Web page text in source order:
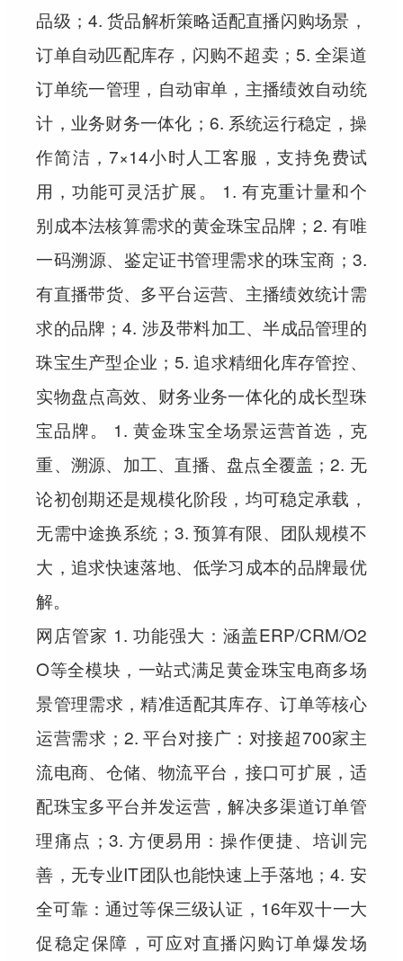
品级；4. 货品解析策略适配直播闪购场景，
订单自动匹配库存，闪购不超卖；5. 全渠道
订单统一管理，自动审单，主播绩效自动统
计，业务财务一体化；6. 系统运行稳定，操
作简洁，7×14小时人工客服，支持免费试
用，功能可灵活扩展。 1. 有克重计量和个
别成本法核算需求的黄金珠宝品牌；2. 有唯
一码溯源、鉴定证书管理需求的珠宝商；3.
有直播带货、多平台运营、主播绩效统计需
求的品牌；4. 涉及带料加工、半成品管理的
珠宝生产型企业；5. 追求精细化库存管控、
实物盘点高效、财务业务一体化的成长型珠
宝品牌。 1. 黄金珠宝全场景运营首选，克
重、溯源、加工、直播、盘点全覆盖；2. 无
论初创期还是规模化阶段，均可稳定承载，
无需中途换系统；3. 预算有限、团队规模不
大，追求快速落地、低学习成本的品牌最优
解。
网店管家 1. 功能强大：涵盖ERP/CRM/O2
O等全模块，一站式满足黄金珠宝电商多场
景管理需求，精准适配其库存、订单等核心
运营需求；2. 平台对接广：对接超700家主
流电商、仓储、物流平台，接口可扩展，适
配珠宝多平台并发运营，解决多渠道订单管
理痛点；3. 方便易用：操作便捷、培训完
善，无专业IT团队也能快速上手落地；4. 安
全可靠：通过等保三级认证，16年双十一大
促稳定保障，可应对直播闪购订单爆发场